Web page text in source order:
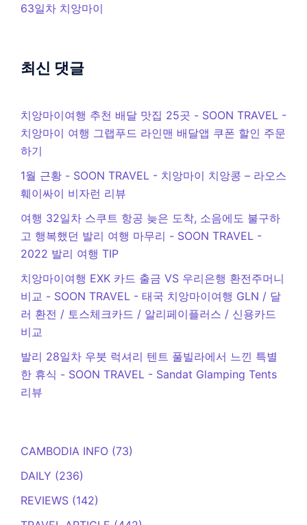
63일차 치앙마이
최신 댓글
치앙마이여행 추천 배달 맛집 25곳 - SOON TRAVEL -
치앙마이 여행 그랩푸드 라인맨 배달앱 쿠폰 할인 주문
하기
1월 근황 - SOON TRAVEL - 치앙마이 치앙콩 – 라오스
훼이싸이 비자런 리뷰
여행 32일차 스쿠트 항공 늦은 도착, 소음에도 불구하
고 행복했던 발리 여행 마무리 - SOON TRAVEL -
2022 발리 여행 TIP
치앙마이여행 EXK 카드 출금 VS 우리은행 환전주머니
비교 - SOON TRAVEL - 태국 치앙마이여행 GLN / 달
러 환전 / 토스체크카드 / 알리페이플러스 / 신용카드
비교
발리 28일차 우붓 럭셔리 텐트 풀빌라에서 느낀 특별
한 휴식 - SOON TRAVEL - Sandat Glamping Tents
리뷰
CAMBODIA INFO (73)
DAILY (236)
REVIEWS (142)